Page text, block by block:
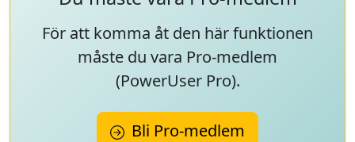
För att komma åt den här funktionen
måste du vara Pro-medlem
(PowerUser Pro).
Bli Pro-medlem